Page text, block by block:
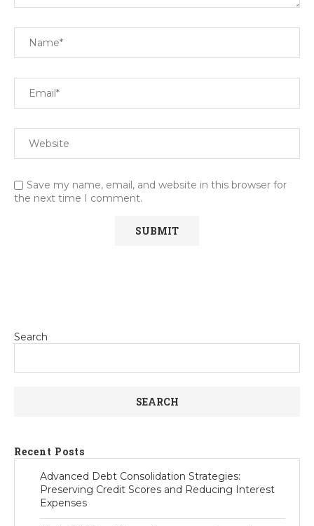
Save my name, email, and website in this browser for
the next time I comment.
Search
SEARCH
Recent Posts
Advanced Debt Consolidation Strategies:
Preserving Credit Scores and Reducing Interest
Expenses